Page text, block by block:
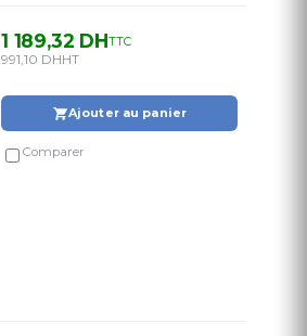
1 189,32 DHTTC
991,10 DHHT
Ajouter au panier
Comparer